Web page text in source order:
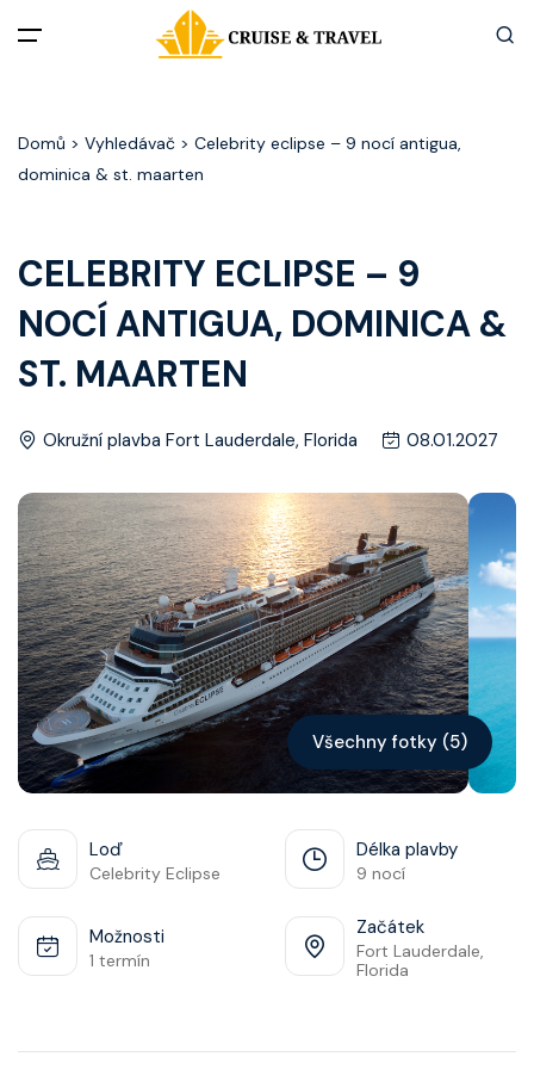
Akční nabídky
Zážitky z plaveb
Užitečné informace
Články
Kontakt
Vyhledat plavbu
Domů > Vyhledávač > Celebrity eclipse – 9 nocí antigua,
dominica & st. maarten
CELEBRITY ECLIPSE – 9
NOCÍ ANTIGUA, DOMINICA &
ST. MAARTEN
Okružní plavba Fort Lauderdale, Florida 08.01.2027
Všechny fotky (5)
Loď
Celebrity Eclipse
Délka plavby
9 nocí
Možnosti
1 termín
Začátek
Fort Lauderdale,
Florida